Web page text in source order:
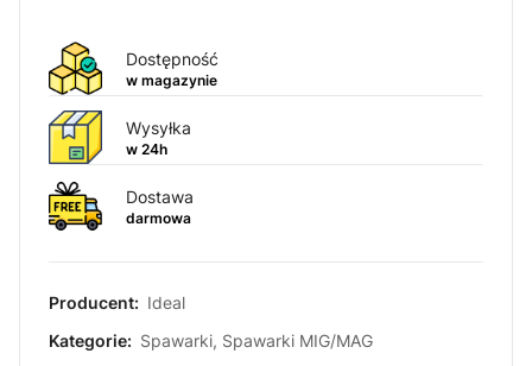
Dostępność
w magazynie
Wysyłka
w 24h
Dostawa
darmowa
Producent: Ideal
Kategorie: Spawarki, Spawarki MIG/MAG